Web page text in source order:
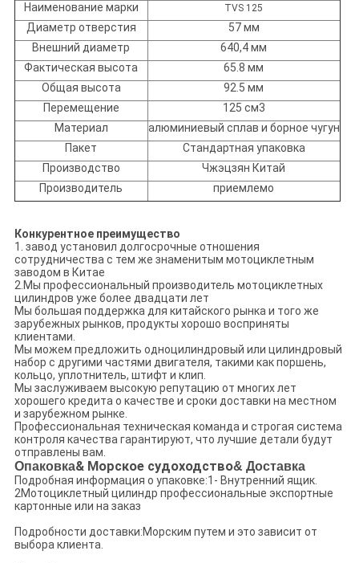
Наименование марки
TVS 125
Диаметр отверстия
57 мм
Внешний диаметр
640,4 мм
Фактическая высота
65.8 мм
Общая высота
92.5 мм
Перемещение
125 см3
Материал
алюминиевый сплав и борное чугун
Пакет
Стандартная упаковка
Производство
Чжэцзян Китай
Производитель
приемлемо
Конкурентное преимущество
1. завод установил долгосрочные отношения
сотрудничества с тем же знаменитым мотоциклетным
заводом в Китае
2.Мы профессиональный производитель мотоциклетных
цилиндров уже более двадцати лет
Мы большая поддержка для китайского рынка и того же
зарубежных рынков, продукты хорошо восприняты
клиентами.
Мы можем предложить одноцилиндровый или цилиндровый
набор с другими частями двигателя, такими как поршень,
кольцо, уплотнитель, штифт и клип.
Мы заслуживаем высокую репутацию от многих лет
хорошего кредита о качестве и сроки доставки на местном
и зарубежном рынке.
Профессиональная техническая команда и строгая система
контроля качества гарантируют, что лучшие детали будут
отправлены вам.
Опаковка& Морское судоходство& Доставка
Подробная информация о упаковке:1- Внутренний ящик.
2Мотоциклетный цилиндр профессиональные экспортные
картонные или на заказ
Подробности доставки:Морским путем и это зависит от
выбора клиента.